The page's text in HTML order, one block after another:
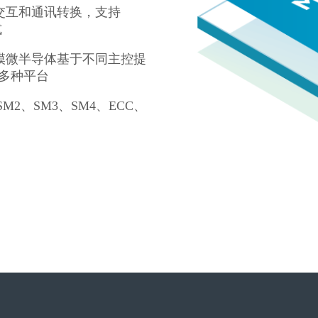
互和通讯转换，支持
半导体基于不同主控提
种平台
、SM3、SM4、ECC、